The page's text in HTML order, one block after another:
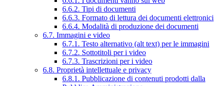
6.6.2. Tipi di documenti
6.6.3. Formato di lettura dei documenti elettronici
6.6.4. Modalità di produzione dei documenti
6.7. Immagini e video
6.7.1. Testo alternativo (alt text) per le immagini
6.7.2. Sottotitoli per i video
6.7.3. Trascrizioni per i video
6.8. Proprietà intellettuale e privacy
6.8.1. Pubblicazione di contenuti prodotti dalla